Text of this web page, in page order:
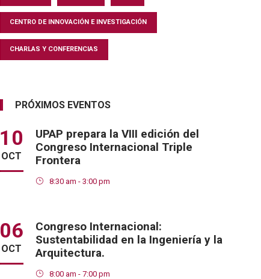
CENTRO DE INNOVACIÓN E INVESTIGACIÓN
CHARLAS Y CONFERENCIAS
PRÓXIMOS EVENTOS
10
OCT
UPAP prepara la VIII edición del
Congreso Internacional Triple
Frontera
8:30 am - 3:00 pm
06
OCT
Congreso Internacional:
Sustentabilidad en la Ingeniería y la
Arquitectura.
8:00 am - 7:00 pm